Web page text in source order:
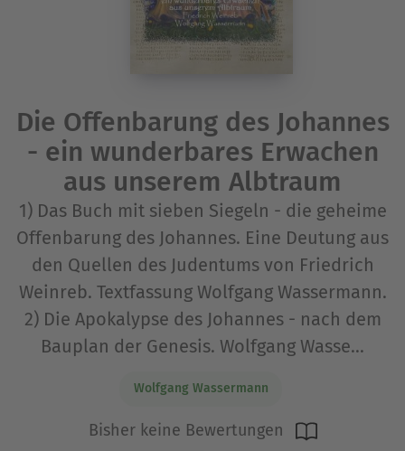
Die Offenbarung des Johannes
- ein wunderbares Erwachen
aus unserem Albtraum
1) Das Buch mit sieben Siegeln - die geheime
Offenbarung des Johannes. Eine Deutung aus
den Quellen des Judentums von Friedrich
Weinreb. Textfassung Wolfgang Wassermann.
2) Die Apokalypse des Johannes - nach dem
Bauplan der Genesis. Wolfgang Wasse...
Wolfgang Wassermann
Bisher keine Bewertungen